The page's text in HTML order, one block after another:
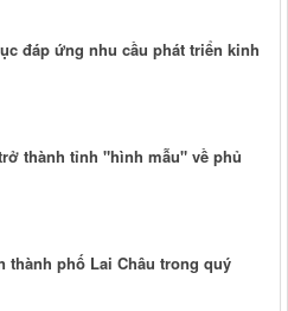
đáp ứng nhu cầu phát triển kinh
thành tỉnh "hình mẫu" về phủ
thành phố Lai Châu trong quý